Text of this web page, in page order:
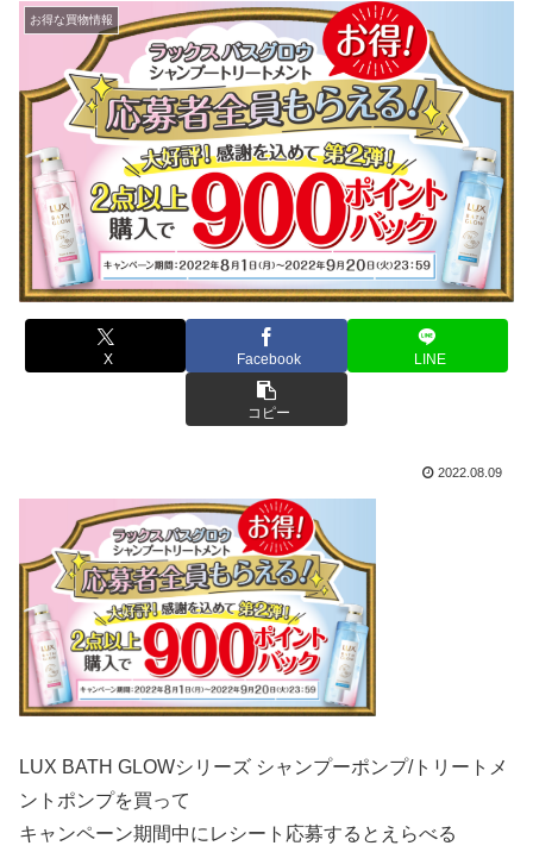
お得な買物情報
X Facebook LINE
コピー
2022.08.09
LUX BATH GLOWシリーズ シャンプーポンプ/トリートメ
ントポンプを買って
キャンペーン期間中にレシート応募すると えらべる